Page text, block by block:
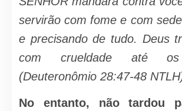
servirão com fome e com
e precisando de tudo. Deus
com crueldade até os
(Deuteronômio 28:47-48
No entanto, não tardou